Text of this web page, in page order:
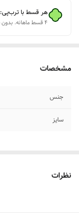
هر قسط با ترب‌پی:
۴ قسط ماهانه. بدون سود، چک و ضامن.
مشخصات
جنس
سایز
نظرات